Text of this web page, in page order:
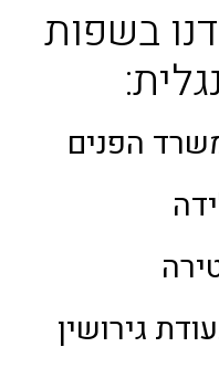
בשפות
הפנים
גירושין